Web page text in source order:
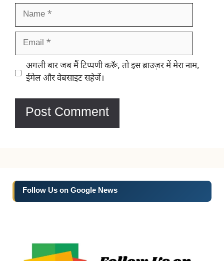
Name
Email
Website
अगली बार जब मैं टिप्पणी करूँ, तो इस ब्राउज़र में मेरा नाम,
ईमेल और वेबसाइट सहेजें।
Follow Us on Google News